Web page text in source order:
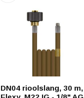
DN04 rioolslang, 30 m,